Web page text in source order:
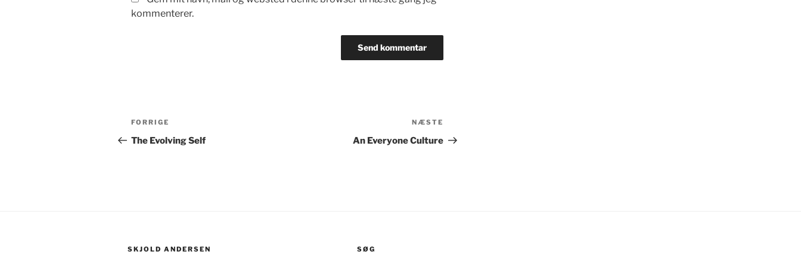
kommenterer.
Indlægsnavigation
Forrige
indlæg
FORRIGE
The Evolving Self
indlæg
NÆSTE
An Everyone Culture
SKJOLD ANDERSEN SØG